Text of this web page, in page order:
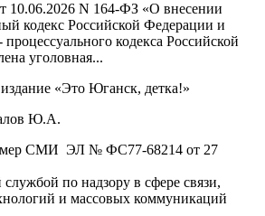
10.06.2026 N 164-ФЗ «О внесении
кодекс Российской Федерации и
кодекса Российской
уголовная...
«Это Юганск, детка!»
Ю.А.
СМИ ЭЛ № ФС77-68214 от 27
по надзору в сфере связи,
и массовых коммуникаций